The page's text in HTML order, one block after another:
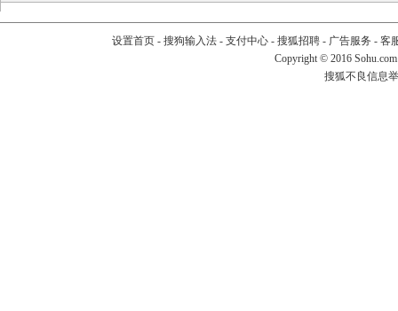
设置首页- 搜狗输入法- 支付中心- 搜狐招聘- 广告服务 - 客
Copyright © 2016
搜狐不良信息